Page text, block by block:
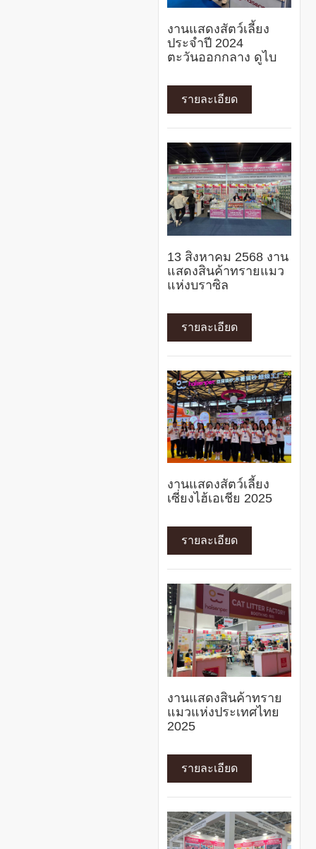
งานแสดงสัตว์เลี้ยง
ประจำปี 2024
ตะวันออกกลาง ดูไบ
รายละเอียด
13 สิงหาคม 2568 งาน
แสดงสินค้าทรายแมว
แห่งบราซิล
รายละเอียด
งานแสดงสัตว์เลี้ยง
เซี่ยงไฮ้เอเชีย 2025
รายละเอียด
งานแสดงสินค้าทราย
แมวแห่งประเทศไทย
2025
รายละเอียด